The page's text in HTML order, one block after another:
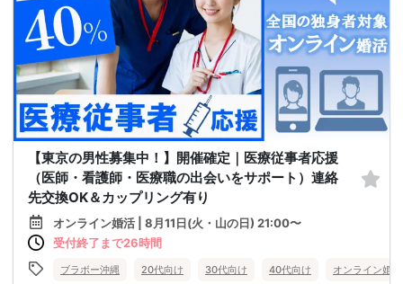
【東京の男性募集中！】開催確定｜医療従事者応援
（医師・看護師・医療職の出会いをサポート）連絡
先交換OK＆カップリング有り
オンライン婚活 | 8月11日(火・山の日) 21:00〜
受付終了まで26時間
ブラボー沖縄 20代向け 30代向け 40代向け オンライン婚活